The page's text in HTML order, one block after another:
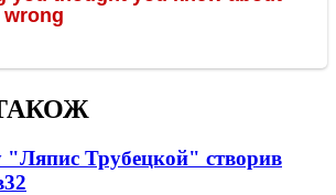
"Ляпис Трубецкой" створив
32